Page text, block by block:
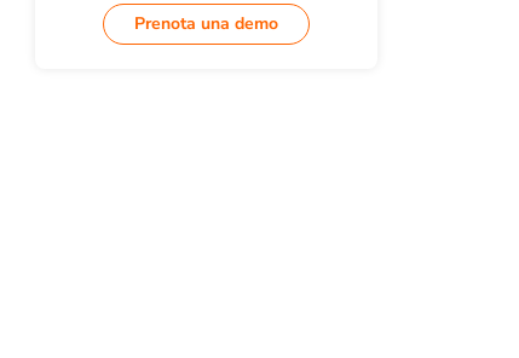
Prenota una demo